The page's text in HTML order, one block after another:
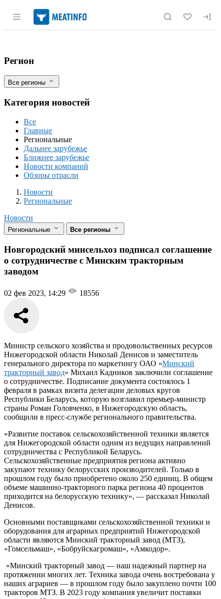
Раздел навигации по сайту
Новгородский минсельхоз подписал
Фильтры
Регион
Все регионы
Категория новостей
Все
Главные
Региональные
Дальнее зарубежье
Ближнее зарубежье
Новости компаний
Обзоры отрасли
Новости
Разделы
Новости
Региональные
Новости
Региональные Все регионы
Новгородский минсельхоз подписал соглашение
о сотрудничестве с Минским тракторным
заводом
02 фев 2023, 14:29 18556
Министр сельского хозяйства и продовольственных ресурсов
Нижегородской области Николай Денисов и заместитель
генерального директора по маркетингу ОАО «Минский
тракторный завод» Михаил Кадников заключили соглашение
о сотрудничестве. Подписание документа состоялось 1
февраля в рамках визита делегации деловых кругов
Республики Беларусь, которую возглавил премьер-министр
страны Роман Головченко, в Нижегородскую область,
сообщили в пресс-службе регионального правительства.
«Развитие поставок сельскохозяйственной техники является
для Нижегородской области одним из ведущих направлений
сотрудничества с Республикой Беларусь.
Сельскохозяйственные предприятия региона активно
закупают технику белорусских производителей. Только в
прошлом году было приобретено около 250 единиц. В общем
объеме машинно-тракторного парка региона 40 процентов
приходится на белорусскую технику», — рассказал Николай
Денисов.
Основными поставщиками сельскохозяйственной техники и
оборудования для аграрных предприятий Нижегородской
области являются Минский тракторный завод (МТЗ),
«Гомсельмаш», «Бобруйскагромаш», «Амкодор».
«Минский тракторный завод — наш надежный партнер на
протяжении многих лет. Техника завода очень востребована у
наших аграриев — в прошлом году было закуплено почти 100
тракторов МТЗ. В 2023 году компания увеличит поставки